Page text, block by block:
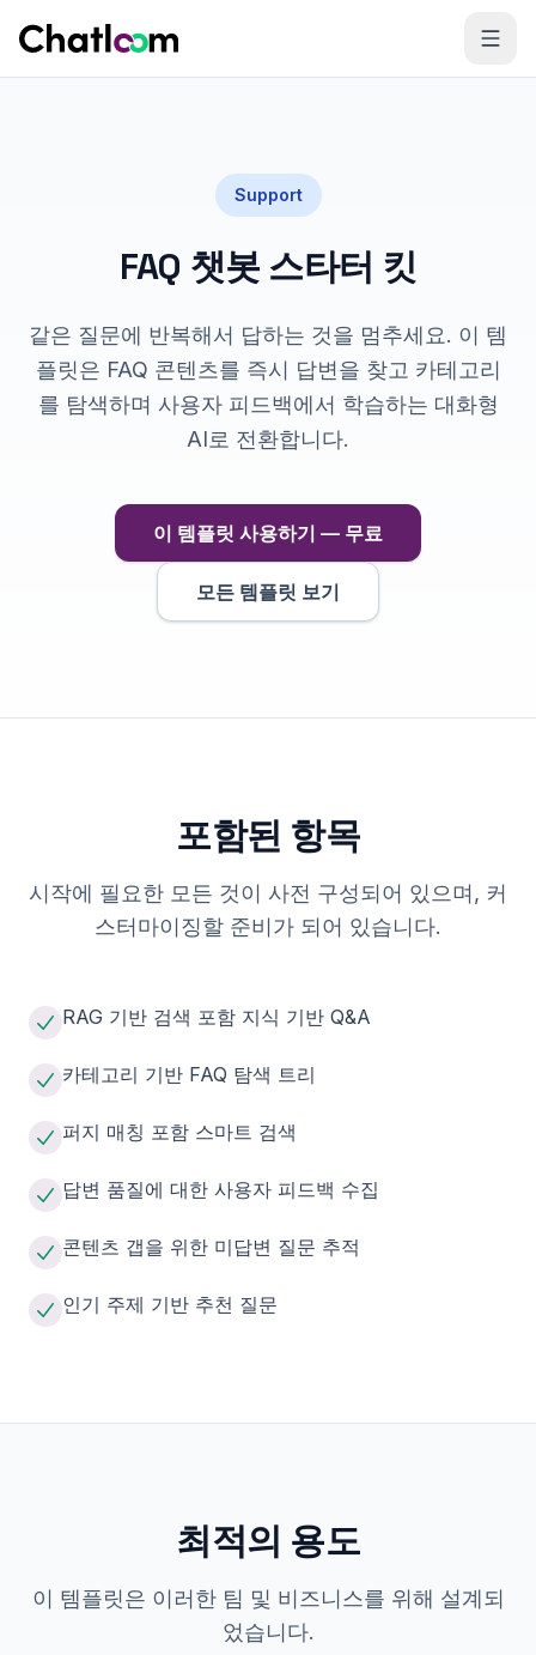
Support
FAQ 챗봇 스타터 킷
같은 질문에 반복해서 답하는 것을 멈추세요. 이 템
플릿은 FAQ 콘텐츠를 즉시 답변을 찾고 카테고리
를 탐색하며 사용자 피드백에서 학습하는 대화형
AI로 전환합니다.
이 템플릿 사용하기 — 무료
모든 템플릿 보기
포함된 항목
시작에 필요한 모든 것이 사전 구성되어 있으며, 커
스터마이징할 준비가 되어 있습니다.
RAG 기반 검색 포함 지식 기반 Q&A
카테고리 기반 FAQ 탐색 트리
퍼지 매칭 포함 스마트 검색
답변 품질에 대한 사용자 피드백 수집
콘텐츠 갭을 위한 미답변 질문 추적
인기 주제 기반 추천 질문
최적의 용도
이 템플릿은 이러한 팀 및 비즈니스를 위해 설계되
었습니다.